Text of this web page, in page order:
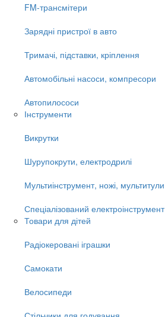
FM-трансмітери
Зарядні пристрої в авто
Тримачі, підставки, кріплення
Автомобільні насоси, компресори
Автопилососи
Інструменти
Викрутки
Шурупокрути, електродрилі
Мультиінструмент, ножі, мультитули
Спеціалізований електроінструмент
Товари для дітей
Радіокеровані іграшки
Самокати
Велосипеди